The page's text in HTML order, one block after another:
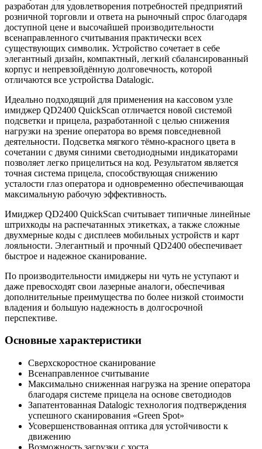
разработан для удовлетворения потребностей предприятий
розничной торговли и ответа на рыночный спрос благодаря
доступной цене и высочайшей производительности
всенаправленного считывания практически всех
существующих символик. Устройство сочетает в себе
элегантный дизайн, компактный, легкий сбалансированный
корпус и непревзойдённую долговечность, которой
отличаются все устройства Datalogic.
Идеально подходящий для применения на кассовом узле
имиджер QD2400 QuickScan отличается новой системой
подсветки и прицела, разработанной с целью снижения
нагрузки на зрение оператора во время повседневной
деятельности. Подсветка мягкого тёмно-красного цвета в
сочетании с двумя синими светодиодными индикаторами
позволяет легко прицелиться на код. Результатом является
точная система прицела, способствующая снижению
усталости глаз оператора и одновременно обеспечивающая
максимальную рабочую эффективность.
Имиджер QD2400 QuickScan считывает типичные линейные
штрихкоды на распечатанных этикетках, а также сложные
двухмерные коды с дисплеев мобильных устройств и карт
лояльности. Элегантный и прочный QD2400 обеспечивает
быстрое и надежное сканирование.
По производительности имиджеры ни чуть не уступают и
даже превосходят свои лазерные аналоги, обеспечивая
дополнительные преимущества по более низкой стоимости
владения и большую надежность в долгосрочной
перспективе.
Основные характеристики
Сверхскоростное сканирование
Всенаправленное считывание
Максимально сниженная нагрузка на зрение оператора
благодаря системе прицела на основе светодиодов
Запатентованная Datalogic технология подтверждения
успешного сканирования «Green Spot»
Усовершенствованная оптика для устойчивости к
движению
Возможность загрузки с хоста